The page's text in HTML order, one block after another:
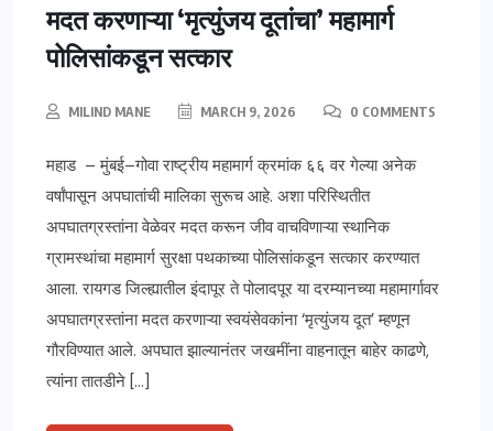
मदत करणाऱ्या ‘मृत्युंजय दूतांचा’ महामार्ग
पोलिसांकडून सत्कार
MILIND MANE MARCH 9, 2026 0 COMMENTS
महाड – मुंबई–गोवा राष्ट्रीय महामार्ग क्रमांक ६६ वर गेल्या अनेक
वर्षांपासून अपघातांची मालिका सुरूच आहे. अशा परिस्थितीत
अपघातग्रस्तांना वेळेवर मदत करून जीव वाचविणाऱ्या स्थानिक
ग्रामस्थांचा महामार्ग सुरक्षा पथकाच्या पोलिसांकडून सत्कार करण्यात
आला. रायगड जिल्ह्यातील इंदापूर ते पोलादपूर या दरम्यानच्या महामार्गावर
अपघातग्रस्तांना मदत करणाऱ्या स्वयंसेवकांना ‘मृत्युंजय दूत’ म्हणून
गौरविण्यात आले. अपघात झाल्यानंतर जखमींना वाहनातून बाहेर काढणे,
त्यांना तातडीने […]